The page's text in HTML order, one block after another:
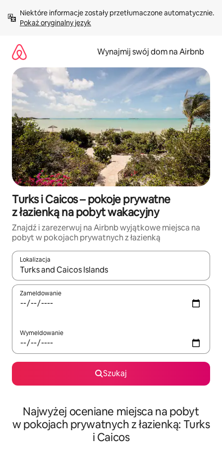
treści Pokaż oryginalny język
Wynajmij swój dom na Airbnb
Turks i Caicos – pokoje prywatne
z łazienką na pobyt wakacyjny
Znajdź i zarezerwuj na Airbnb wyjątkowe miejsca na
pobyt w pokojach prywatnych z łazienką
Lokalizacja
Gdy wyniki będą dostępne, możesz poruszać się po nich za
Zameldowanie
Wymeldowanie
Szukaj
Najwyżej oceniane miejsca na pobyt
w pokojach prywatnych z łazienką: Turks
i Caicos